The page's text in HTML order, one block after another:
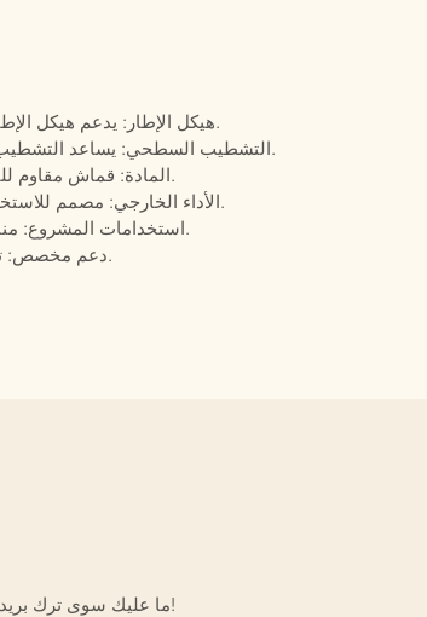
هيكل الإطار: يدعم هيكل الإطار المصنوع من الألومنيوم مقعدًا فرديًا ثابتًا للاسترخاء في الهواء الطلق.
التشطيب السطحي: يساعد التشطيب السطحي المطلي بالبودرة على حماية الكرسي على شرفات الفيلات.
المادة: قماش مقاوم للبقع والأشعة فوق البنفسجية والماء، بالإضافة إلى رغوة سريعة الجفاف.
الأداء الخارجي: مصمم للاستخدام في الهواء الطلق تحت أشعة الشمس وفي مختلف الظروف الجوية.
استخدامات المشروع: مناسب لشرفات الفيلات، والباحات، والشرفات، ومشاريع صالات الضيافة.
دعم مخصص: تتوفر ألوان وخيارات وسائد مخصصة، بالإضافة إلى دعم مشاريع التعاقد.
ما عليك سوى ترك بريدك الإلكتروني أو رقم هاتفك في نموذج الاتصال حتى نتمكن من إرسال عرض أسعار مجاني لك لمجموعة واسعة من التصاميم لدينا!